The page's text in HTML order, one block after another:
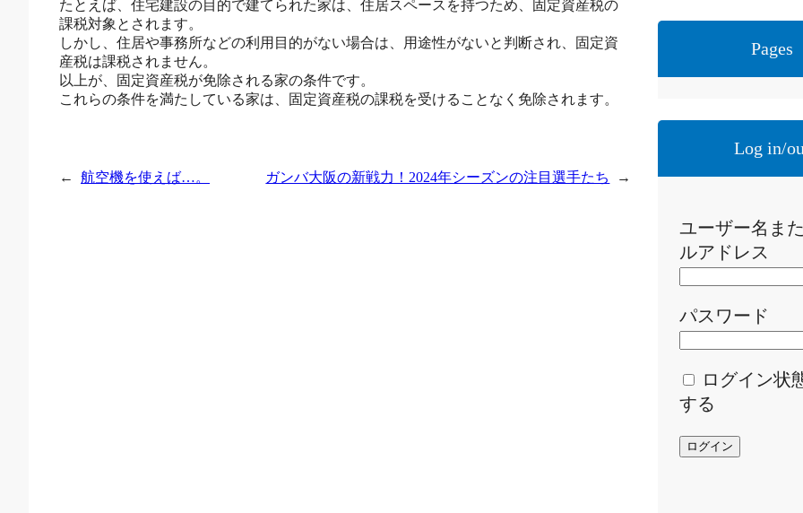
たとえば、住宅建設の目的で建てられた家は、住居スペースを持つため、固定資産税の
課税対象とされます。
しかし、住居や事務所などの利用目的がない場合は、用途性がないと判断され、固定資
産税は課税されません。
以上が、固定資産税が免除される家の条件です。
これらの条件を満たしている家は、固定資産税の課税を受けることなく免除されます。
← 航空機を使えば…。 ガンバ大阪の新戦力！2024年シーズンの注目選手たち →
Pages
Log in/
ユーザー名ま
ルアドレス
パスワード
ログイン状
する